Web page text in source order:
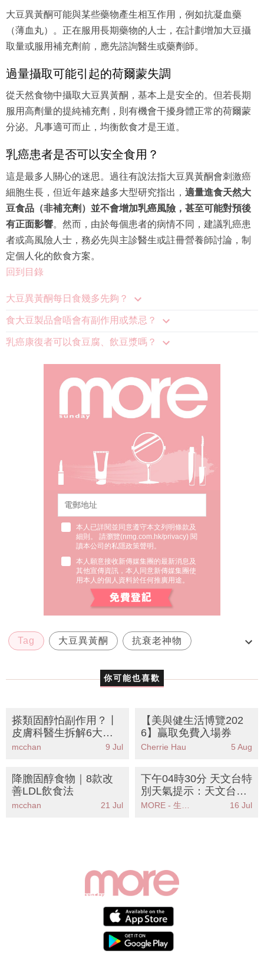
大豆異黃酮可能與某些藥物產生相互作用，例如抗凝血藥
（薄血丸）。正在服用長期藥物的人士，在計劃增加大豆攝
取量或服用補充劑前，應先諮詢醫生或藥劑師。
過量攝取可能引起的荷爾蒙失調
從天然食物中攝取大豆異黃酮，基本上是安全的。但若長期
服用高劑量的提純補充劑，則有機會干擾身體正常的荷爾蒙
分泌。凡事適可而止，均衡飲食才是王道。
乳癌患者是否可以安全食用？
這是最多人關心的迷思。過往有說法指大豆異黃酮會刺激癌
細胞生長，但近年越來越多大型研究指出， 適量進食天然大
豆食品（非補充劑）並不會增加乳癌風險，甚至可能對預後
有正面影響。然而，由於每個患者的病情不同，建議乳癌患
者或高風險人士，務必先與主診醫生或註冊營養師討論，制
定個人化的飲食方案。
回到目錄
大豆異黃酮每日食幾多先夠？
食大豆製品會唔會有副作用或禁忌？
乳癌康復者可以食豆腐、飲豆漿嗎？
本人已詳閱並同意遵守本文列明條款及
細則。 請瀏覽(nmg.com.hk/privacy) 閱
讀本公司的私隱政策聲明。
本人願意接收新傳媒集團的最新消息及
其他宣傳資訊，本人同意新傳媒集團使
用本人的個人資料於任何推廣用途。
Tag 大豆異黃酮 抗衰老神物
你可能也喜歡
搽類固醇怕副作用？丨
皮膚科醫生拆解6大正
確用法+藥膏分級丨附
mcchan 9 Jul
【美與健生活博覽202
6】贏取免費入場券
Cherrie Hau 5 Aug
降膽固醇食物｜8款改
善LDL飲食法
mcchan 21 Jul
下午04時30分 天文台特
別天氣提示：天文台提
醒本港天氣不穩定市民
MORE - 生活品味 16 Jul